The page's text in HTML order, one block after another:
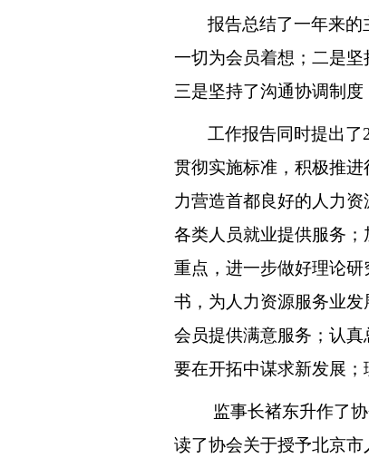
报告总结了一年来的
一切为会员着想；二是坚
三是坚持了沟通协调制度
工作报告同时提出了
贯彻实施标准，积极推
力营造首都良好的人力
各类人员就业提供服务
重点，进一步做好理论
书，为人力资源服务业
会员提供满意服务；认
要在开拓中谋求新发展；
监事长褚东升作了
读了协会关于授予北京